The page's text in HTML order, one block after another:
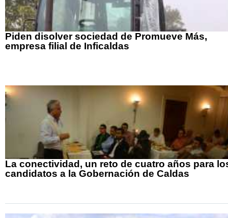
Piden disolver sociedad de Promueve Más,
empresa filial de Inficaldas
La conectividad, un reto de cuatro años para
candidatos a la Gobernación de Caldas